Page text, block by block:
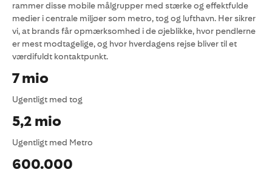
rammer disse mobile målgrupper med stærke og effektfulde
medier i centrale miljøer som metro, tog og lufthavn. Her sikrer
vi, at brands får opmærksomhed i de øjeblikke, hvor pendlerne
er mest modtagelige, og hvor hverdagens rejse bliver til et
værdifuldt kontaktpunkt.
7 mio
Ugentligt med tog​
5,2 mio
Ugentligt med Metro​
600.000